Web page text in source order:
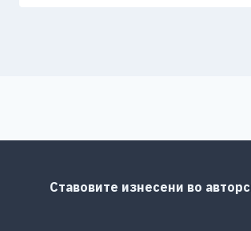
Ставовите изнесени во